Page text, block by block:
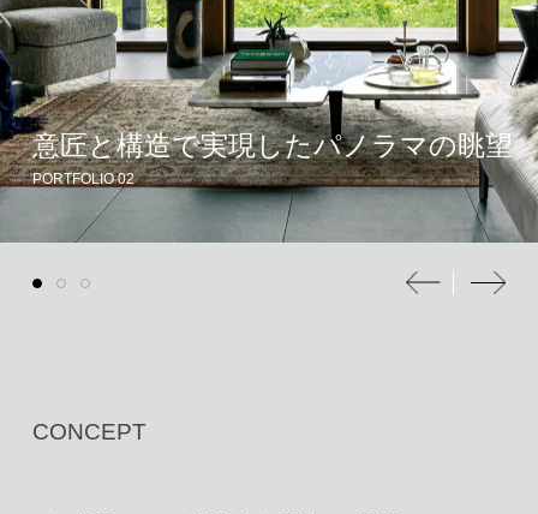
意匠と構造で実現したパノラマの眺望
PORTFOLIO 02
CONCEPT